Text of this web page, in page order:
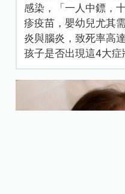
感染，「一人中鏢，
疹疫苗，嬰幼兒尤其
炎與腦炎，致死率高
孩子是否出現這4大症